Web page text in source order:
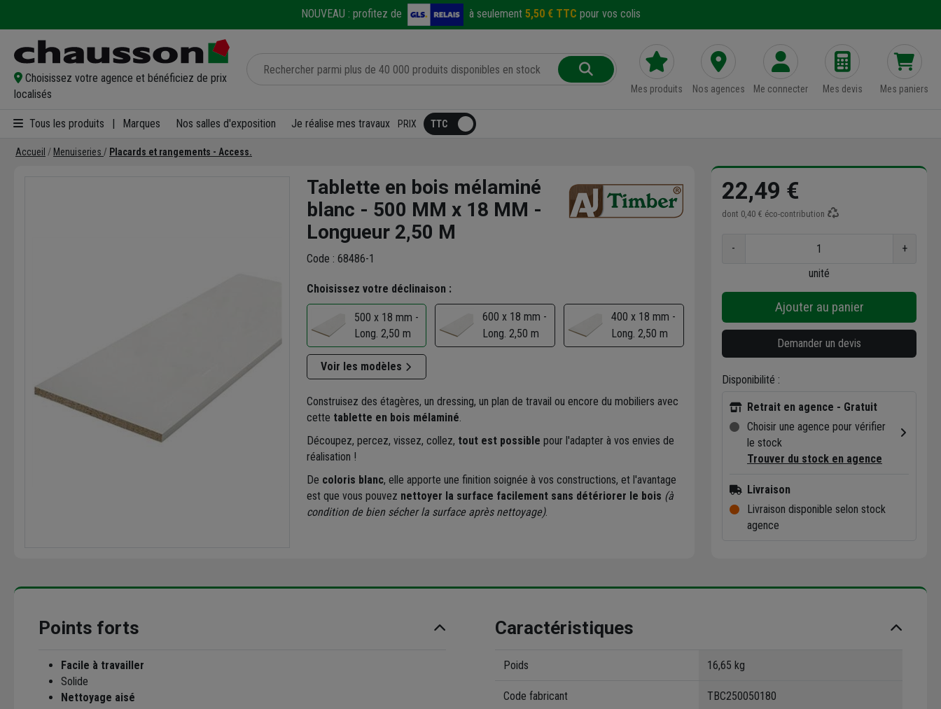
NOUVEAU : profitez de à seulement 5,50 € TTC pour vos colis
Choisissez votre agence et bénéficiez de prix
localisés
Mes produits Nos agences Me connecter Mes devis Mes paniers
Tous les produits Marques Nos salles d'exposition Je réalise mes travaux PRIX
Accueil Menuiseries Placards et rangements - Access.
Tablette en bois mélaminé
blanc - 500 MM x 18 MM -
Longueur 2,50 M
Code : 68486-1
Choisissez votre déclinaison :
500 x 18 mm -
Long. 2,50 m
600 x 18 mm -
Long. 2,50 m
400 x 18 mm -
Long. 2,50 m
Voir les modèles
Construisez des étagères, un dressing, un plan de travail ou encore du mobiliers avec
cette tablette en bois mélaminé
Découpez, percez, vissez, collez, tout est possible pour l'adapter à vos envies de
réalisation !
De coloris blanc, elle apporte une finition soignée à vos constructions, et l'avantage
est que vous pouvez nettoyer la surface facilement sans détériorer le bois (à
condition de bien sécher la surface après nettoyage).
22,49 €
dont 0,40 € éco-contribution
-
+
unité
Ajouter au panier
Demander un devis
Disponibilité :
Retrait en agence - Gratuit
Choisir une agence pour vérifier
le stock
Trouver du stock en agence
Livraison
Livraison disponible selon stock
agence
Points forts
Facile à travailler
Solide
Nettoyage aisé
Caractéristiques
Poids 16,65 kg
Code fabricant TBC250050180